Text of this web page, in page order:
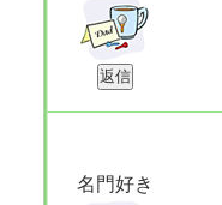
名門好き